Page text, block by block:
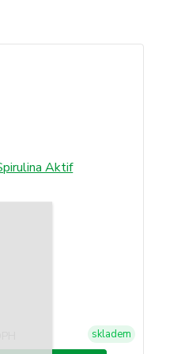
skladem